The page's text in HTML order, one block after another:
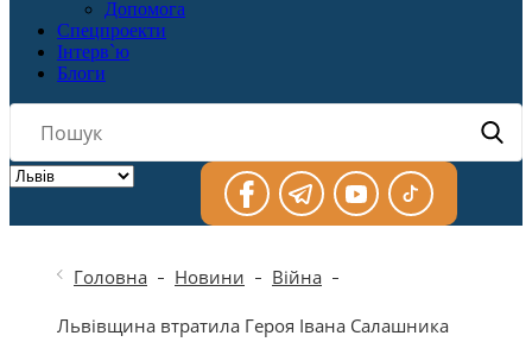
Допомога
Спецпроекти
Інтерв`ю
Блоги
Головна Новини Війна
Львівщина втратила Героя Івана Салашника